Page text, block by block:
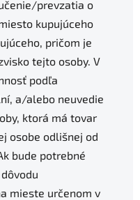
prevzatia o
kupujúceho
pričom je
tejto osoby. V
podľa
a/alebo neuvedie
ktorá má tovar
osobe odlišnej od
bude potrebné
mieste určenom v